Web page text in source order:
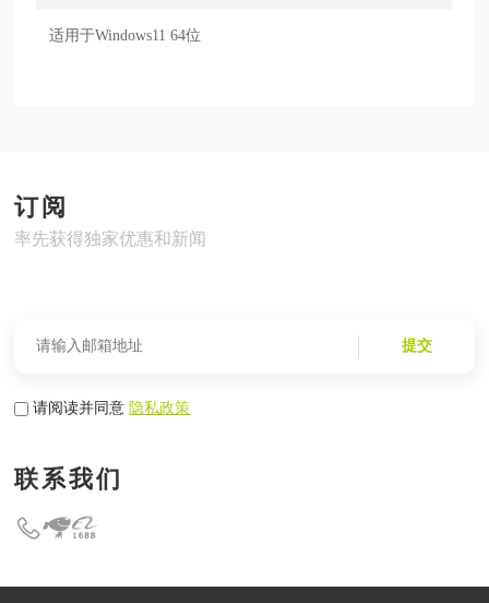
适用于Windows11 64位
订阅
率先获得独家优惠和新闻
提交
请阅读并同意隐私政策
联系我们